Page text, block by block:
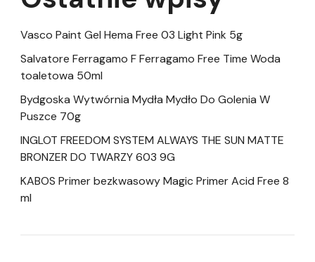
Vasco Paint Gel Hema Free 03 Light Pink 5g
Salvatore Ferragamo F Ferragamo Free Time Woda
toaletowa 50ml
Bydgoska Wytwórnia Mydła Mydło Do Golenia W
Puszce 70g
INGLOT FREEDOM SYSTEM ALWAYS THE SUN MATTE
BRONZER DO TWARZY 603 9G
KABOS Primer bezkwasowy Magic Primer Acid Free 8
ml